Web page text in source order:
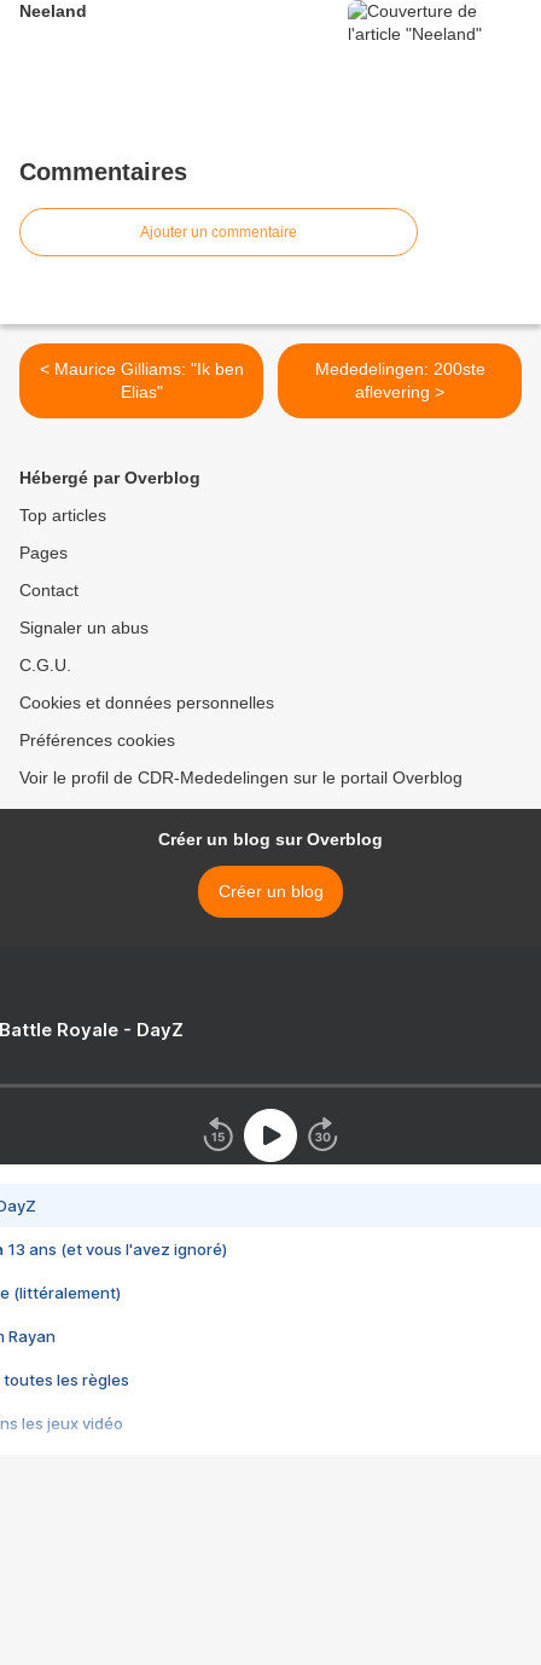
Neeland
Commentaires
Ajouter un commentaire
< Maurice Gilliams: "Ik ben
Elias"
Mededelingen: 200ste
aflevering >
Hébergé par Overblog
Top articles
Pages
Contact
Signaler un abus
C.G.U.
Cookies et données personnelles
Préférences cookies
Voir le profil de CDR-Mededelingen sur le portail Overblog
Créer un blog sur Overblog
Créer un blog
Royale - DayZ
13 ans (et vous l'avez ignoré)
(littéralement)
Rayan
toutes les règles
les jeux vidéo